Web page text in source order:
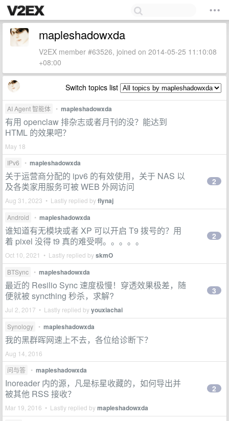
mapleshadowxda
V2EX member #63526, joined on 2014-05-25 11:10:08
+08:00
Switch topics list
AI Agent 智能体 • mapleshadowxda
有用 openclaw 排杂志或者月刊的没？能达到
HTML 的效果吧？
May 18
IPv6
• mapleshadowxda
关于运营商分配的 ipv6 的有效使用，关于 NAS 以
及各类家用服务可被 WEB 外网访问
Aug 31, 2023 • Lastly replied byflynaj
2
Android • mapleshadowxda
谁知道有无模块或者 XP 可以开启 T9 拨号的？用
着 pixel 没得 t9 真的难受啊。。。。。
Oct 10, 2021 • Lastly replied byskmO
2
BTSync • mapleshadowxda
最近的 Resilio Sync 速度极慢！穿透效果极差，随
便就被 syncthing 秒杀，求解?
Jul 2, 2017 • Lastly replied byyouxiachai
3
Synology • mapleshadowxda
我的黑群晖网速上不去，各位给诊断下？
Aug 14, 2016
问与答
• mapleshadowxda
Inoreader 内的源，凡是标星收藏的，如何导出并
被其他 RSS 接收？
Mar 19, 2016 • Lastly replied bymapleshadowxda
2